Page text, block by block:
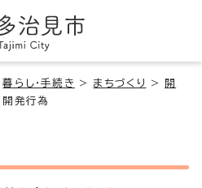
暮らし・手続き > まちづくり >
開
開発行為